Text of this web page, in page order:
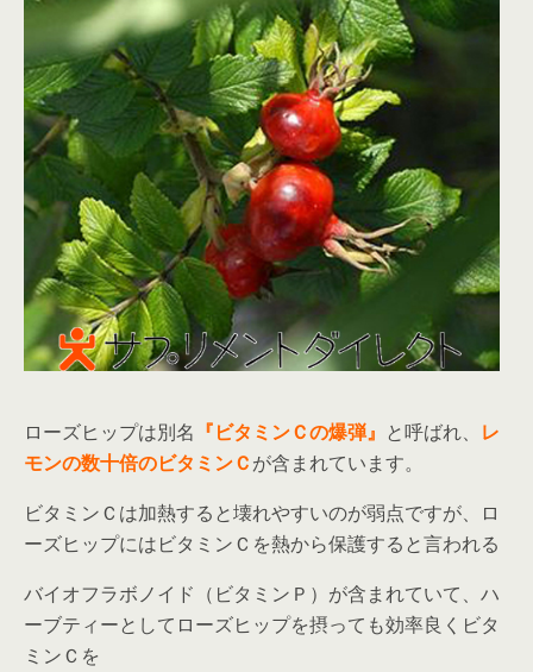
ローズヒップは別名 『ビタミンＣの爆弾』 と呼ばれ、 レ
モンの数十倍のビタミンＣが含まれています。
ビタミンＣは加熱すると壊れやすいのが弱点ですが、ロ
ーズヒップにはビタミンＣを熱から保護すると言われる
バイオフラボノイド（ビタミンＰ）が含まれていて、ハ
ーブティーとしてローズヒップを摂っても効率良くビタ
ミンＣを